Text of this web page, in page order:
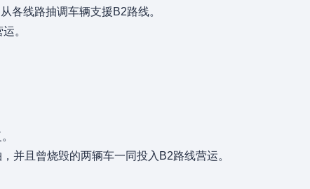
各线路抽调车辆支援B2路线。
。
并且曾烧毁的两辆车一同投入B2路线营运。